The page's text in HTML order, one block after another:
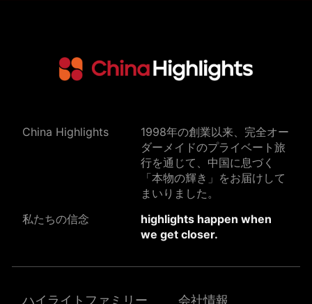
China Highlights
1998年の創業以来、完全オー
ダーメイドのプライベート旅
行を通じて、中国に息づく
「本物の輝き」をお届けして
まいりました。
私たちの信念
highlights happen when
we get closer.
ハイライトファミリー 会社情報